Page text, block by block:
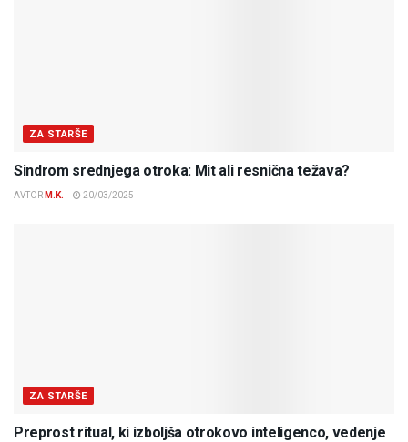
ZA STARŠE
Sindrom srednjega otroka: Mit ali resnična težava?
AVTOR M.K. 20/03/2025
ZA STARŠE
Preprost ritual, ki izboljša otrokovo inteligenco, vedenje